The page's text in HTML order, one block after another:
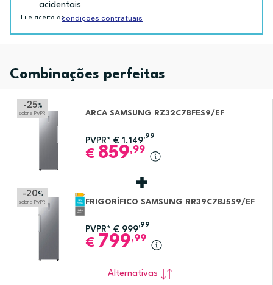
acidentais
Li e aceito ascondições contratuais
Combinações perfeitas
-25%
sobre PVPR ARCA SAMSUNG RZ32C7BFES9/EF
PVPR* € 1.149
,99
€ 859,99
-20 %
sobre PVPR FRIGORÍFICO SAMSUNG RR39C7BJ5S9/EF
PVPR* € 999
,99
€ 799,99
Alternativas